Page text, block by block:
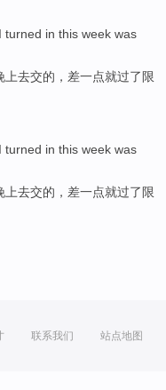
turned in this week was
上去交的， 差一点就过了限
turned in this week was
上去交的， 差一点就过了 限
联系我们 站点地图